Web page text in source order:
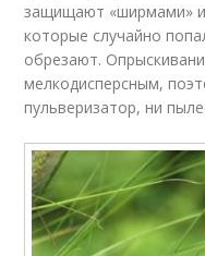
защищают «ширмами»
которые случайно
обрезают.
мелкодисперсным,
пульверизатор, ни